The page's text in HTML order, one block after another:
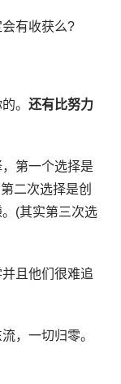
有收获么?
的。还有比努力
第一个选择是
二次选择是创
(其实第三次选
且他们很难追
，一切归零。